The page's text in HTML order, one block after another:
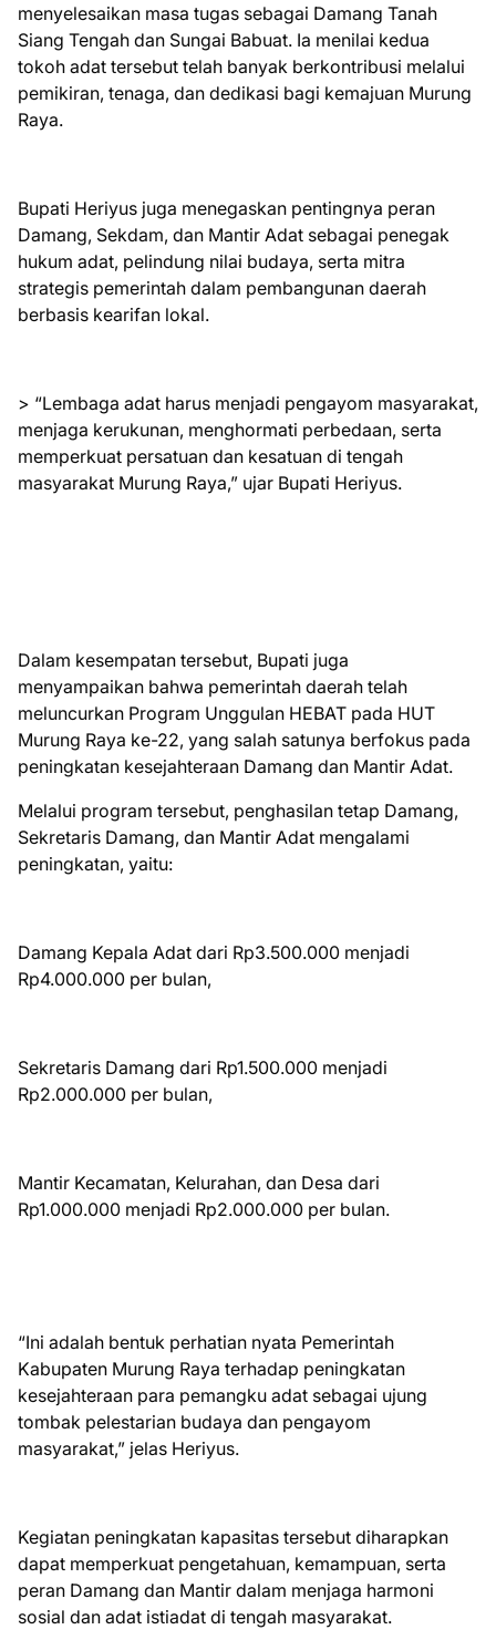
menyelesaikan masa tugas sebagai Damang Tanah
Siang Tengah dan Sungai Babuat. Ia menilai kedua
tokoh adat tersebut telah banyak berkontribusi melalui
pemikiran, tenaga, dan dedikasi bagi kemajuan Murung
Raya.
Bupati Heriyus juga menegaskan pentingnya peran
Damang, Sekdam, dan Mantir Adat sebagai penegak
hukum adat, pelindung nilai budaya, serta mitra
strategis pemerintah dalam pembangunan daerah
berbasis kearifan lokal.
> “Lembaga adat harus menjadi pengayom masyarakat,
menjaga kerukunan, menghormati perbedaan, serta
memperkuat persatuan dan kesatuan di tengah
masyarakat Murung Raya,” ujar Bupati Heriyus.
Dalam kesempatan tersebut, Bupati juga
menyampaikan bahwa pemerintah daerah telah
meluncurkan Program Unggulan HEBAT pada HUT
Murung Raya ke-22, yang salah satunya berfokus pada
peningkatan kesejahteraan Damang dan Mantir Adat.
Melalui program tersebut, penghasilan tetap Damang,
Sekretaris Damang, dan Mantir Adat mengalami
peningkatan, yaitu:
Damang Kepala Adat dari Rp3.500.000 menjadi
Rp4.000.000 per bulan,
Sekretaris Damang dari Rp1.500.000 menjadi
Rp2.000.000 per bulan,
Mantir Kecamatan, Kelurahan, dan Desa dari
Rp1.000.000 menjadi Rp2.000.000 per bulan.
“Ini adalah bentuk perhatian nyata Pemerintah
Kabupaten Murung Raya terhadap peningkatan
kesejahteraan para pemangku adat sebagai ujung
tombak pelestarian budaya dan pengayom
masyarakat,” jelas Heriyus.
Kegiatan peningkatan kapasitas tersebut diharapkan
dapat memperkuat pengetahuan, kemampuan, serta
peran Damang dan Mantir dalam menjaga harmoni
sosial dan adat istiadat di tengah masyarakat.